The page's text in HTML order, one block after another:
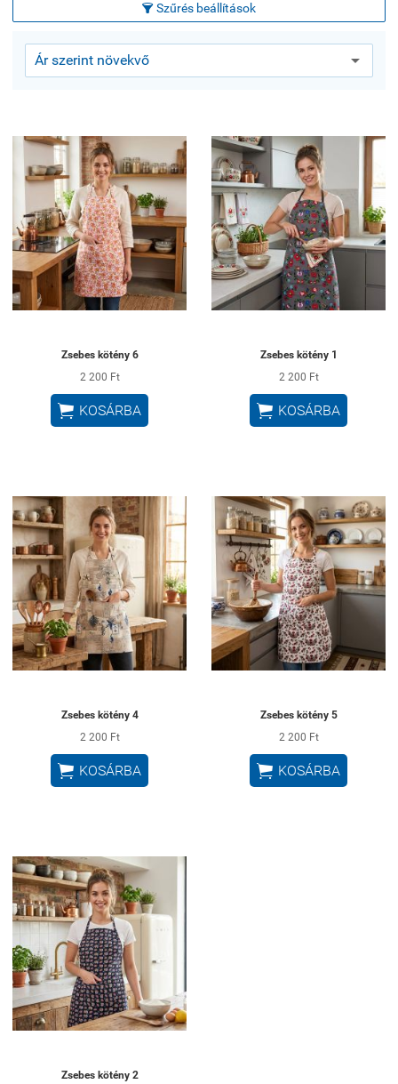
 Szűrés beállítások
Zsebes kötény 6
2 200 Ft
 KOSÁRBA
Zsebes kötény 1
2 200 Ft
 KOSÁRBA
Zsebes kötény 4
2 200 Ft
 KOSÁRBA
Zsebes kötény 5
2 200 Ft
 KOSÁRBA
Zsebes kötény 2